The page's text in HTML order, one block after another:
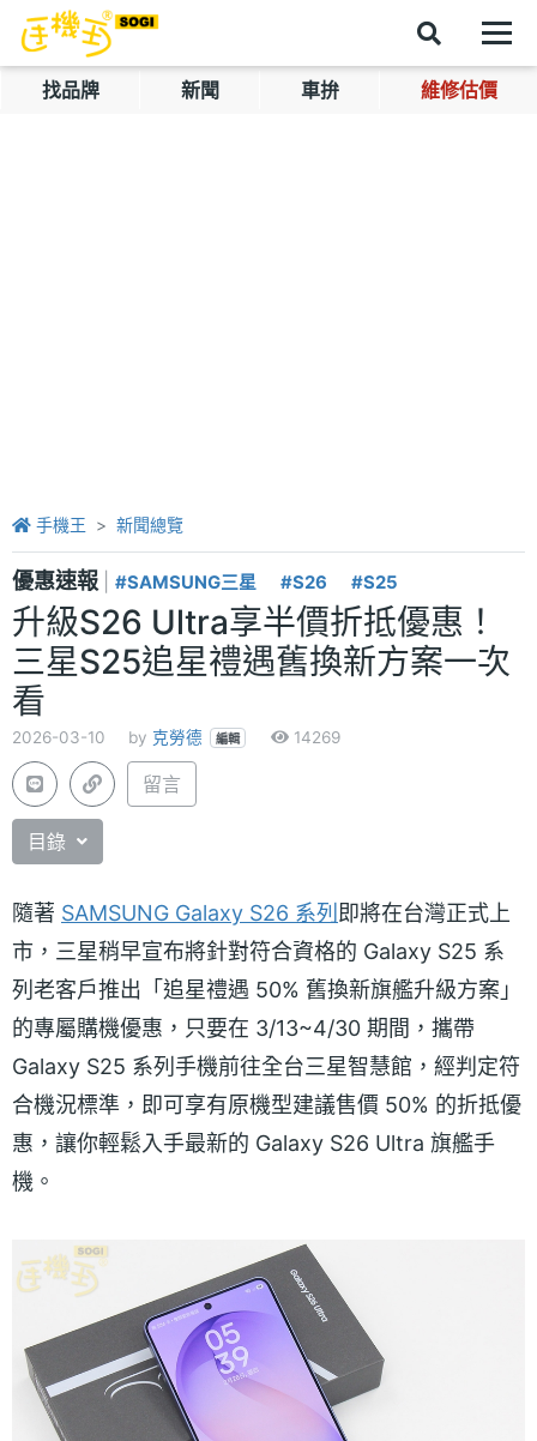
找品牌 新聞 車拚 維修估價
手機王 新聞總覽
優惠速報 #SAMSUNG三星 #S26 #S25
升級S26 Ultra享半價折抵優惠！
三星S25追星禮遇舊換新方案一次
看
2026-03-10 by 克勞德 編輯 14269
留言
目錄
隨著 SAMSUNG Galaxy S26 系列 即將在台灣正式上
市，三星稍早宣布將針對符合資格的 Galaxy S25 系
列老客戶推出「追星禮遇 50% 舊換新旗艦升級方案」
的專屬購機優惠，只要在 3/13~4/30 期間，攜帶
Galaxy S25 系列手機前往全台三星智慧館，經判定符
合機況標準，即可享有原機型建議售價 50% 的折抵優
惠，讓你輕鬆入手最新的 Galaxy S26 Ultra 旗艦手
機。